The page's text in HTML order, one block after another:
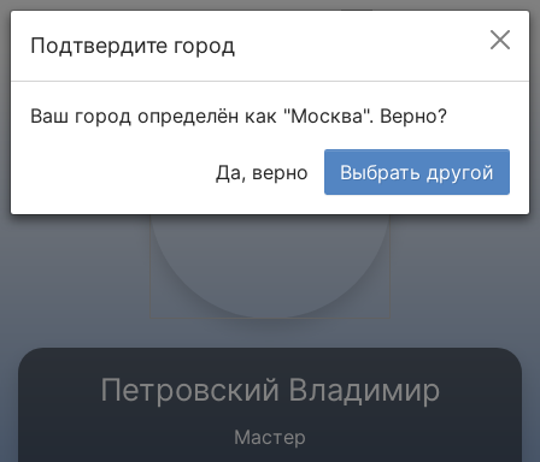
Петровский Владимир
Мастер
Подтвердите город
Ваш город определён как "Москва". Верно?
Да, верно Выбрать другой